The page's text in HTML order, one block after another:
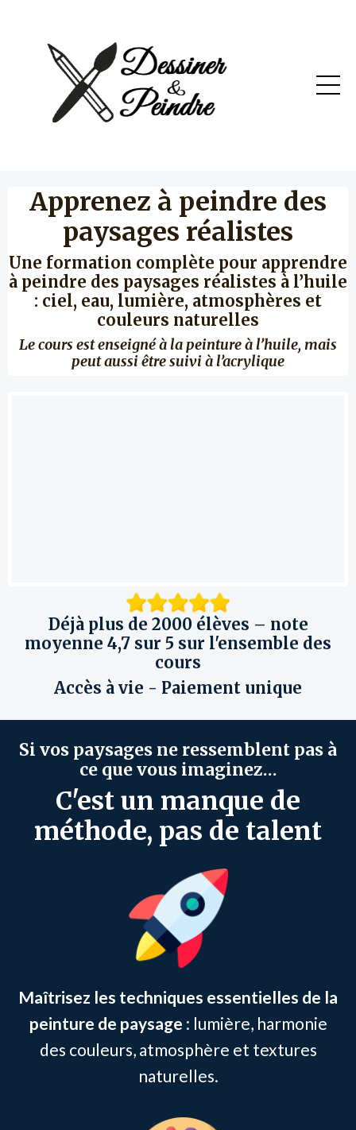
Apprenez à peindre des
paysages réalistes
Une formation complète pour apprendre
à peindre des paysages réalistes à l’huile
: ciel, eau, lumière, atmosphères et
couleurs naturelles
Le cours est enseigné à la peinture à l’huile, mais
peut aussi être suivi à l’acrylique
Déjà plus de 2000 élèves – note
moyenne 4,7 sur 5 sur l'ensemble des
cours
Accès à vie - Paiement unique
Si vos paysages ne ressemblent pas à
ce que vous imaginez…
C'est un manque de
méthode, pas de talent
Maîtrisez les techniques essentielles de la
peinture de paysage : lumière, harmonie
des couleurs, atmosphère et textures
naturelles.